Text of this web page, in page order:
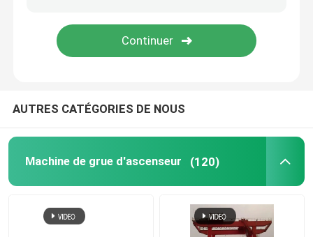
Crochet d'amarrage de libération rapide
Crane à tour
AUTRES CATÉGORIES DE NOUS
Machine de grue d'ascenseur (120)